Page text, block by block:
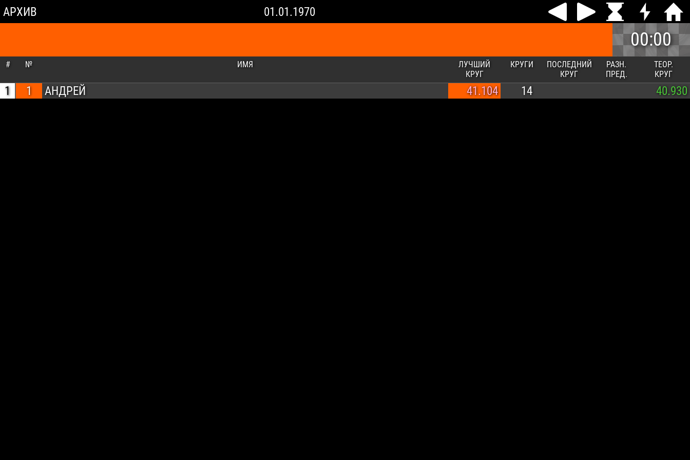
АРХИВ 01.01.1970
00:00
# № ИМЯ
ЛУЧШИЙ
КРУГ
КРУГИ
ПОСЛЕДНИЙ
КРУГ
РАЗН.
ПРЕД.
ТЕОР.
КРУГ
1 1 АНДРЕЙ 41.104 14 40.930